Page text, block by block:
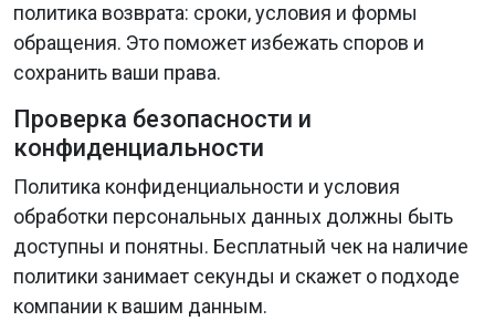
политика возврата: сроки, условия и формы
обращения. Это поможет избежать споров и
сохранить ваши права.
Проверка безопасности и
конфиденциальности
Политика конфиденциальности и условия
обработки персональных данных должны быть
доступны и понятны. Бесплатный чек на наличие
политики занимает секунды и скажет о подходе
компании к вашим данным.